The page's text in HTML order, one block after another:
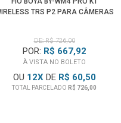
polímero de íons de lítio
incluso recarrega
o receptor duas vezes.
intervalos de almoço e
TRS P2 PARA CÂMERAS
DE: R$ 726,00
POR: R$ 667,92
À VISTA NO BOLETO
OU 12XDE R$ 60,50
TOTAL PARCELADO R$ 726,00